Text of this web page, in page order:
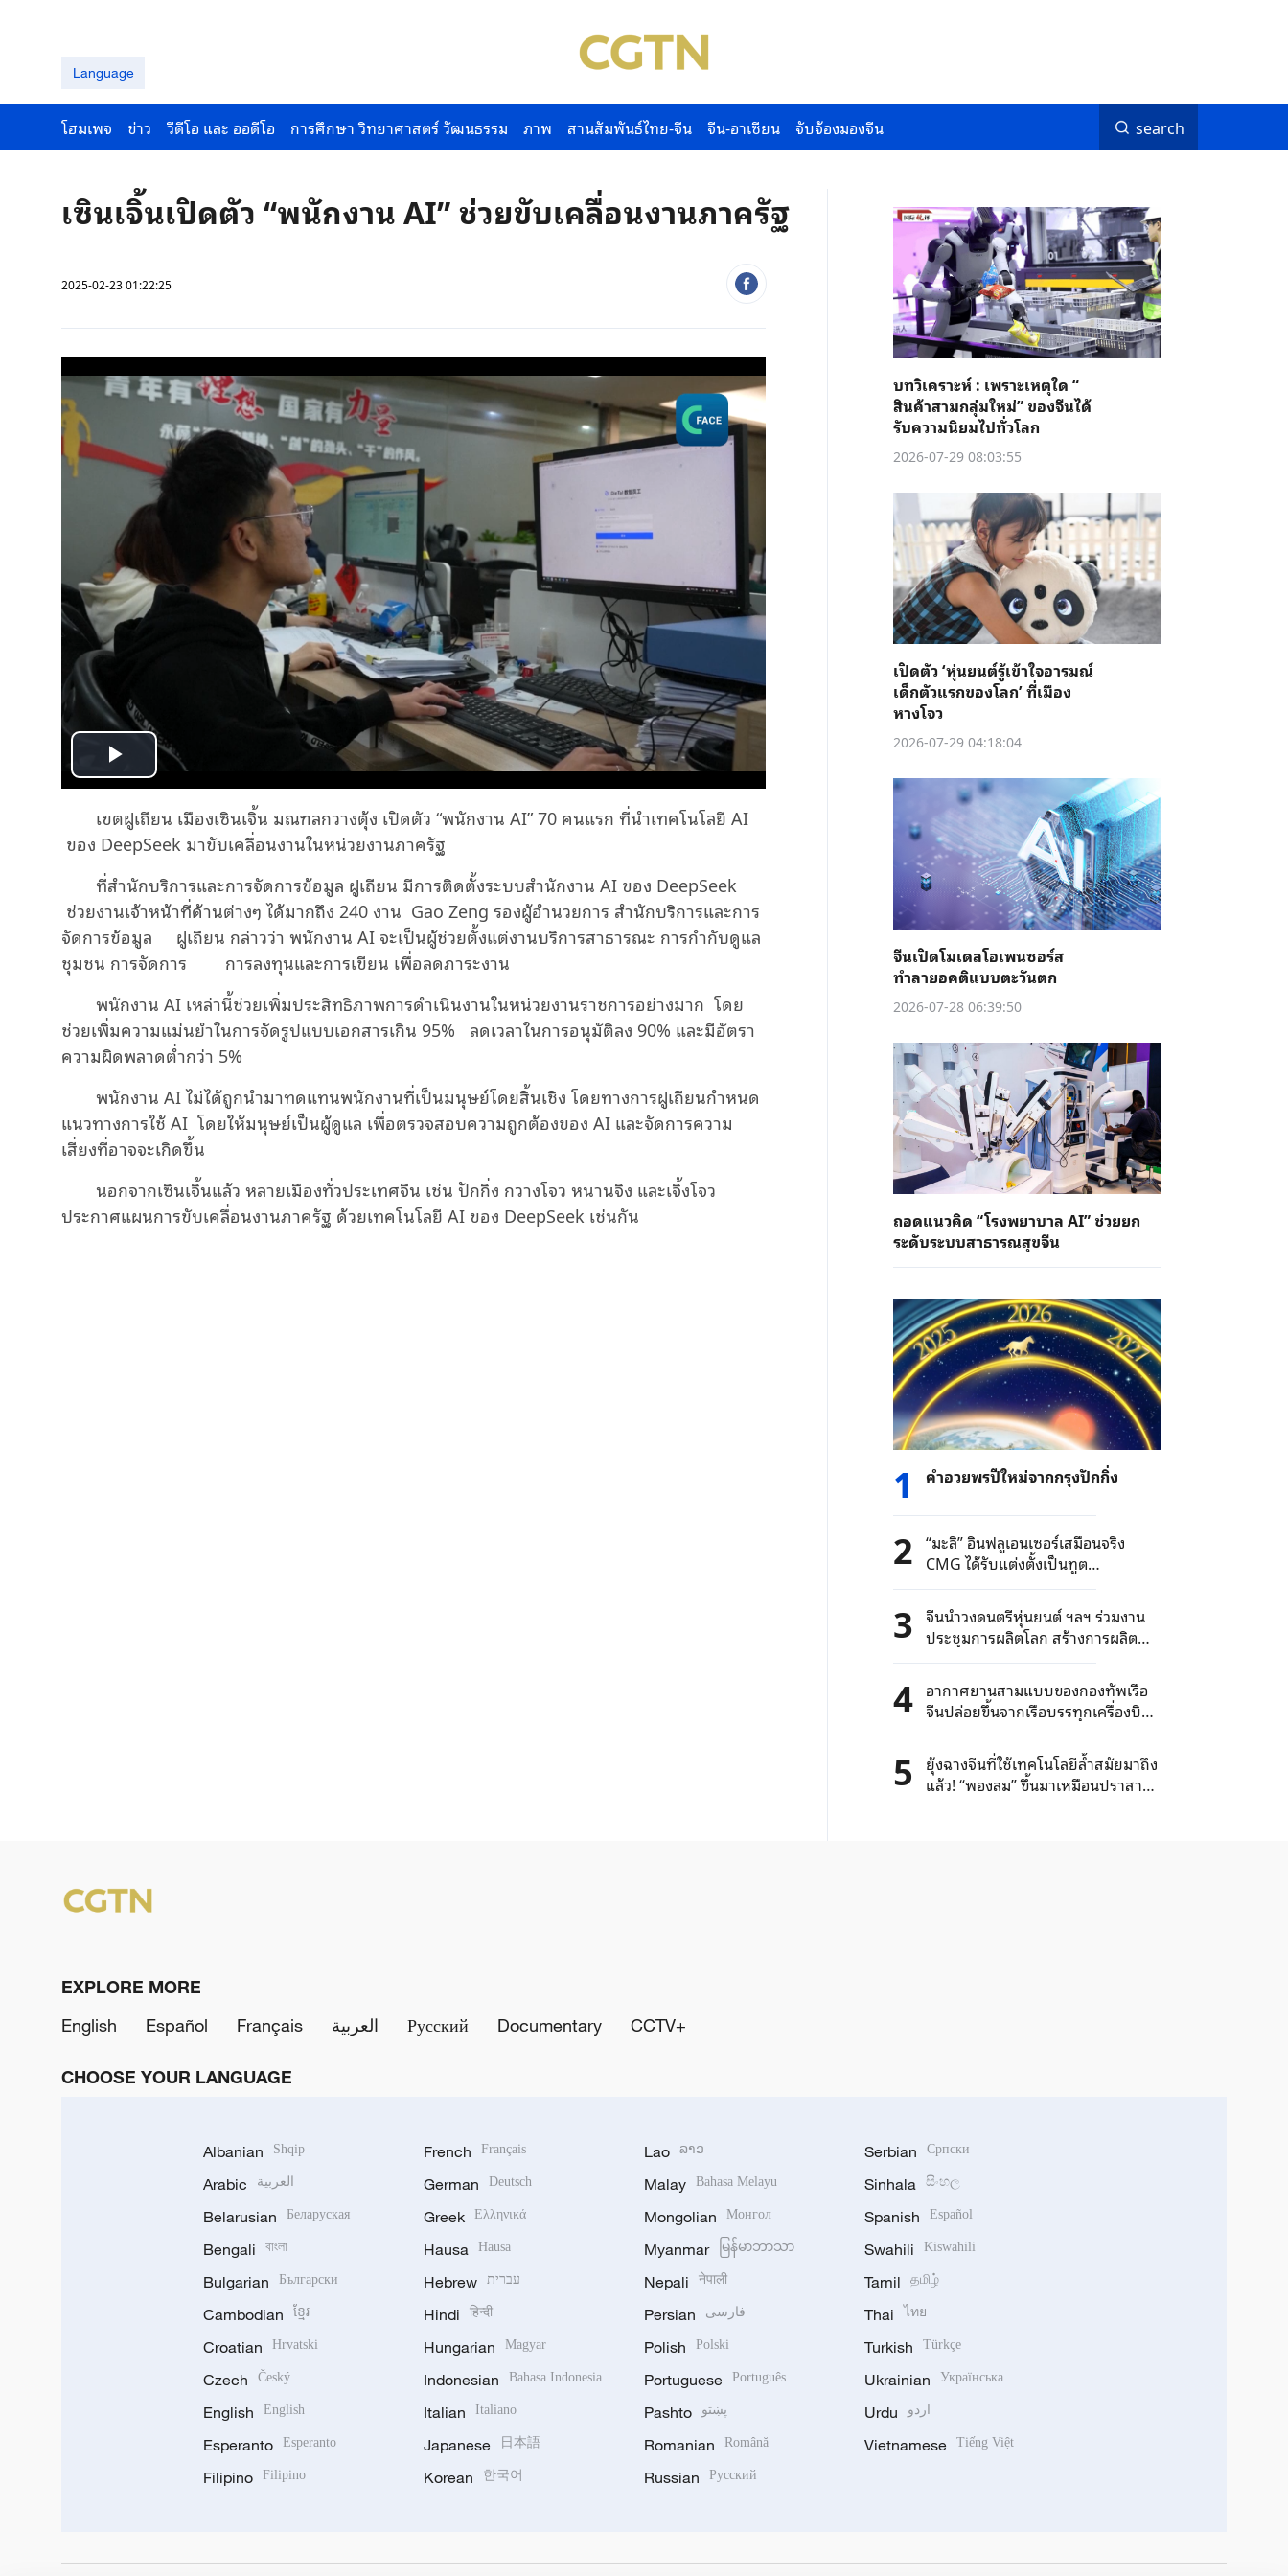
Language
โฮมเพจ ข่าว วีดีโอ และ ออดีโอ การศึกษา วิทยาศาสตร์ วัฒนธรรม ภาพ สานสัมพันธ์ไทย-จีน จีน-อาเซียน จับจ้องมองจีน search
เซินเจิ้นเปิดตัว “พนักงาน AI” ช่วยขับเคลื่อนงานภาครัฐ
2025-02-23 01:22:25
Play
Video
เขตฝูเถียน เมืองเซินเจิ้น มณฑลกวางตุ้ง เปิดตัว “พนักงาน AI”70 คนแรก ที่นำเทคโนโลยี AI
ของ DeepSeek มาขับเคลื่อนงานในหน่วยงานภาครัฐ
ที่สํานักบริการและการจัดการข้อมูล ฝูเถียน มีการติดตั้งระบบสำนักงาน AI ของ DeepSeek
ช่วยงานเจ้าหน้าที่ด้านต่างๆ ได้มากถึง 240 งาน Gao Zeng รองผู้อํานวยการ สํานักบริการและการ
จัดการข้อมูล ฝูเถียน กล่าวว่า พนักงาน AI จะเป็นผู้ช่วยตั้งแต่งานบริการสาธารณะ การกํากับดูแล
ชุมชน การจัดการ การลงทุนและการเขียน เพื่อลดภาระงาน
พนักงาน AI เหล่านี้ช่วยเพิ่มประสิทธิภาพการดําเนินงานในหน่วยงานราชการอย่างมาก โดย
ช่วยเพิ่มความแม่นยําในการจัดรูปแบบเอกสารเกิน 95% ลดเวลาในการอนุมัติลง 90% และมีอัตรา
ความผิดพลาดต่ำกว่า 5%
พนักงาน AIไม่ได้ถูกนำมาทดแทนพนักงานที่เป็นมนุษย์โดยสิ้นเชิง โดยทางการฝูเถียนกำหนด
แนวทางการใช้AI โดยให้มนุษย์เป็นผู้ดูแล เพื่อตรวจสอบความถูกต้องของ AI และจัดการความ
เสี่ยงที่อาจจะเกิดขึ้น
นอกจากเซินเจิ้นแล้ว หลายเมืองทั่วประเทศจีน เช่น ปักกิ่ง กวางโจว หนานจิง และเจิ้งโจว
ประกาศแผนการขับเคลื่อนงานภาครัฐ ด้วยเทคโนโลยี AI ของ DeepSeek เช่นกัน
บทวิเคราะห์ : เพราะเหตุใด “
สินค้าสามกลุ่มใหม่” ของจีนได้
รับความนิยมไปทั่วโลก
2026-07-29 08:03:55
เปิดตัว ‘หุ่นยนต์รู้เข้าใจอารมณ์
เด็กตัวแรกของโลก’ ที่เมือง
หางโจว
2026-07-29 04:18:04
จีนเปิดโมเดลโอเพนซอร์ส
ทำลายอคติแบบตะวันตก
2026-07-28 06:39:50
ถอดแนวคิด “โรงพยาบาล AI” ช่วยยก
ระดับระบบสาธารณสุขจีน
1 คำอวยพรปีใหม่จากกรุงปักกิ่ง
2 “มะลิ” อินฟลูเอนเซอร์เสมือนจริง
CMG ได้รับแต่งตั้งเป็นทูต
ประสบการณ์
3 จีนนำวงดนตรีหุ่นยนต์ ฯลฯ ร่วมงาน
ประชุมการผลิตโลก สร้างการผลิต
อัจฉริยะ
4 อากาศยานสามแบบของกองทัพเรือ
จีนปล่อยขึ้นจากเรือบรรทุกเครื่องบิน
ด้วยระบบแม่เหล็กไฟฟ้าได้อย่างไร?
5
ยุ้งฉางจีนที่ใช้เทคโนโลยีล้ำสมัยมาถึง
แล้ว! “พองลม” ขึ้นมาเหมือนปราสาท
EXPLORE MORE
English
Español Français العربية Русский Documentary CCTV+
CHOOSE YOUR LANGUAGE
Albanian Shqip
Arabic العربية
Belarusian Беларуская
Bengali বাংলা
Bulgarian Български
Cambodian ខ្មែរ
Croatian Hrvatski
Czech Český
English English
Esperanto Esperanto
Filipino Filipino
French Français
German Deutsch
Greek Ελληνικά
Hausa Hausa
Hebrew עברית
Hindi हिन्दी
Hungarian Magyar
Indonesian Bahasa Indonesia
Italian Italiano
Japanese 日本語
Korean 한국어
Lao ລາວ
Malay Bahasa Melayu
Mongolian Монгол
Myanmar မြန်မာဘာသာ
Nepali नेपाली
Persian فارسی
Polish Polski
Portuguese Português
Pashto پښتو
Romanian Română
Russian Русский
Serbian Српски
Sinhala සිංහල
Spanish Español
Swahili Kiswahili
Tamil தமிழ்
Thai ไทย
Turkish Türkçe
Ukrainian Українська
Urdu اردو
Vietnamese Tiếng Việt